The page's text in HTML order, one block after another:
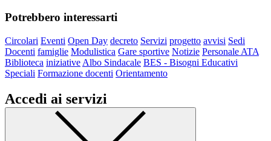
Potrebbero interessarti
Circolari Eventi Open Day decreto Servizi progetto avvisi Sedi
Docenti famiglie Modulistica Gare sportive Notizie Personale ATA
Biblioteca iniziative Albo Sindacale BES - Bisogni Educativi
Speciali Formazione docenti Orientamento
Accedi ai servizi